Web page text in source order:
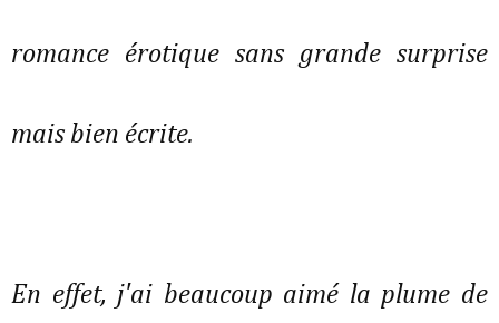
romance érotique sans grande surprise
mais bien écrite.
En effet, j'ai beaucoup aimé la plume de